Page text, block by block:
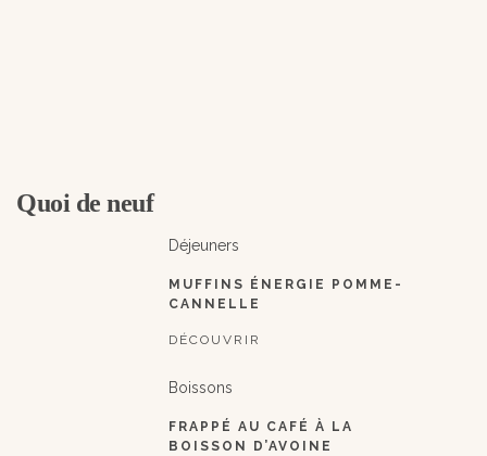
Quoi de neuf
Déjeuners
MUFFINS ÉNERGIE POMME-
CANNELLE
DÉCOUVRIR
Boissons
FRAPPÉ AU CAFÉ À LA
BOISSON D’AVOINE